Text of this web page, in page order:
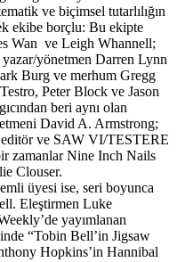
ve biçimsel tutarlılığın
ekibe borçlu: Bu ekipte
Wan ve Leigh Whannell;
yönetmen Darren Lynn
Burg ve merhum Gregg
Peter Block ve Jason
beri aynı olan
David A. Armstrong;
editör ve SAW VI/TESTERE
zamanlar Nine Inch Nails
Clouser.
üyesi ise, seri boyunca
Eleştirmen Luke
yayımlanan
“Tobin Bell’in Jigsaw
Hopkins’in Hannibal